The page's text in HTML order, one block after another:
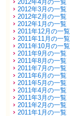
2012年4月の一覧
2012年3月の一覧
2012年2月の一覧
2012年1月の一覧
2011年12月の一覧
2011年11月の一覧
2011年10月の一覧
2011年9月の一覧
2011年8月の一覧
2011年7月の一覧
2011年6月の一覧
2011年5月の一覧
2011年4月の一覧
2011年3月の一覧
2011年2月の一覧
2011年1月の一覧